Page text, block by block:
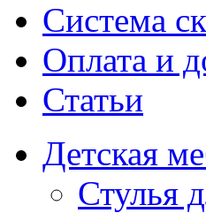
Система
Оплата и
Статьи
Детская
Стулья